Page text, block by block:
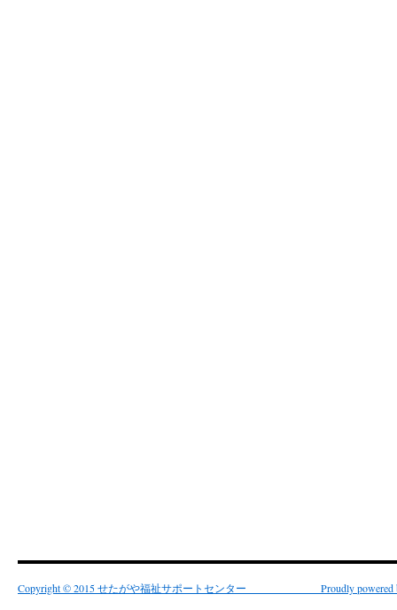
Copyright © 2015 せたがや福祉サポートセンター Proudly powered by